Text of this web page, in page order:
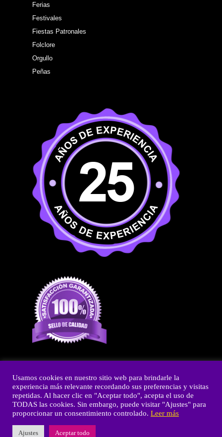
Ferias
Festivales
Fiestas Patronales
Folclore
Orgullo
Peñas
Copyright © 2026 Fiestas y Olé
Powered by Fiestas y Olé
Usamos cookies en nuestro sitio web para brindarle la
experiencia más relevante recordando sus preferencias y visitas
repetidas. Al hacer clic en "Aceptar todo", acepta el uso de
TODAS las cookies. Sin embargo, puede visitar "Ajustes" para
proporcionar un consentimiento controlado. Leer más
Ajustes Aceptar todo